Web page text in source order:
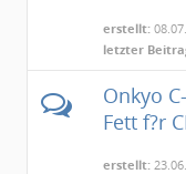
erstellt:
letzter
Onkyo
Fett f?r
erstellt: